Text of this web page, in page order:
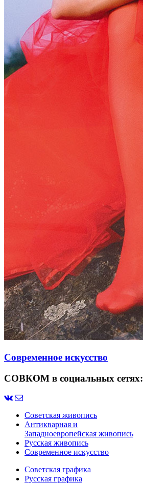
Современное искусство
СОВКОМ в социальных сетях:
Советская живопись
Антикварная и
Западноевропейская живопись
Русская живопись
Современное искусство
Советская графика
Русская графика